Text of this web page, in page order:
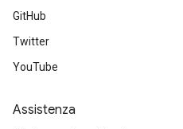
GitHub
Twitter
YouTube
Assistenza